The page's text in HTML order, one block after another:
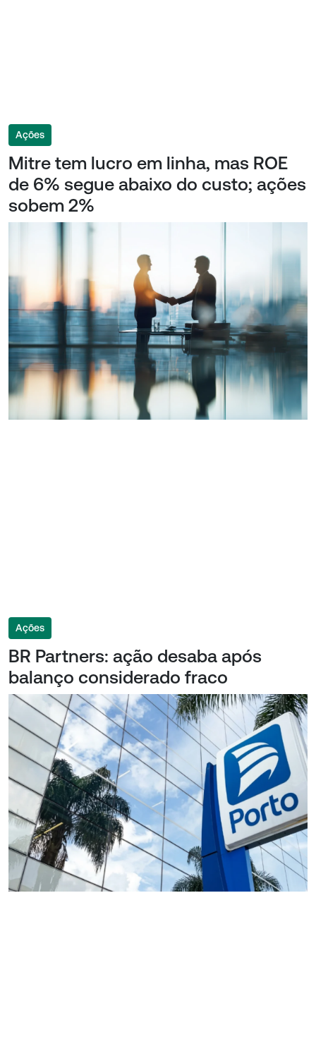
Ações
Mitre tem lucro em linha, mas ROE
de 6% segue abaixo do custo; ações
sobem 2%
Ações
BR Partners: ação desaba após
balanço considerado fraco